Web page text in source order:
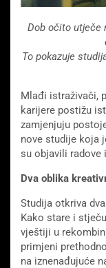
Dob očito utječe
To pokazuje
Mlađi istraživači,
karijere postižu
zamjenjuju
nove studije koja
su objavili radove
Dva oblika
Studija otkriva
Kako stare i
vještiji u
primjeni
na iznenađujuće